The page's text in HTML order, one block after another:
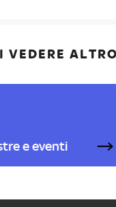
VEDERE
e eventi